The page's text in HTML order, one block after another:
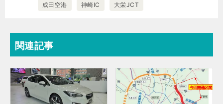
成田空港 神崎IC 大栄JCT
関連記事